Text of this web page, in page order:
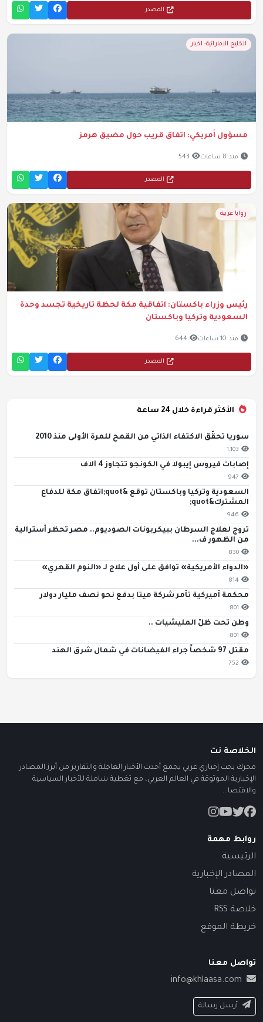
المصدر
الخليج الاماراتية- اخبار
مسؤول أمريكي: اتفاق قريب حول مضيق هرمز
منذ 8 ساعات 543
المصدر
زوايا عربية
رئيس وزراء باكستان: اتفاقية مكة لحظة تاريخية تجسد وحدة
السعودية وتركيا وباكستان
منذ 10 ساعات 644
المصدر
الأكثر قراءة خلال 24 ساعة
سوريا تحقّق الاكتفاء الذاتي من القمح للمرة الأولى منذ 2010
1,103
إصابات فيروس إيبولا في الكونجو تتجاوز 4 آلاف
947
السعودية وتركيا وباكستان توقع &quot;اتفاق مكة للدفاع
المشترك&quot;
946
تروج لعلاج السرطان ببيكربونات الصوديوم.. مصر تحظر أسترالية
من الظهور ف...
830
«الدواء الأمريكية» توافق على أول علاج لـ «النوم القهري»
814
محكمة أميركية تأمر شركة ميتا بدفع نحو نصف مليار دولار
801
وطن تحت ظلّ المليشيات ..
801
مقتل 97 شخصاً جراء الفيضانات في شمال شرق الهند
752
الخلاصة نت
محرك بحث إخباري عربي يجمع أحدث الأخبار العاجلة والتقارير من أبرز المصادر
الإخبارية الموثوقة في العالم العربي، مع تغطية شاملة للأخبار السياسية
والاقتصا...
روابط مهمة
الرئيسية
المصادر الإخبارية
تواصل معنا
خلاصة RSS
خريطة الموقع
تواصل معنا
info@khlaasa.com
أرسل رسالة